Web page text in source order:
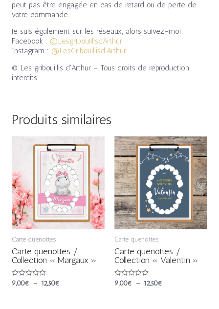
peut pas être engagée en cas de retard ou de perte de
votre commande.
je suis également sur les réseaux, alors suivez-moi :
Facebook : @LesgribouillisdArthur
Instagram : @LesGribouillisd’Arthur
© Les gribouillis d’Arthur – Tous droits de reproduction
interdits.
Produits similaires
Carte quenottes
Carte quenottes /
Collection « Margaux »
Note
9,00€ – 12,50€
de
prix :
9,00€
à
12,50€
Carte quenottes
Carte quenottes /
Collection « Valentin »
Note
9,00€ – 12,50€
Plage
de
prix :
9,00€
à
12,50€